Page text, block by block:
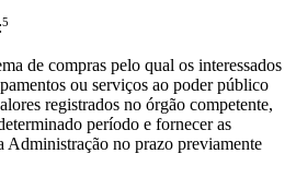
5
de compras pelo qual os interessados
ou serviços ao poder público
registrados no órgão competente,
período e fornecer as
Administração no prazo previamente